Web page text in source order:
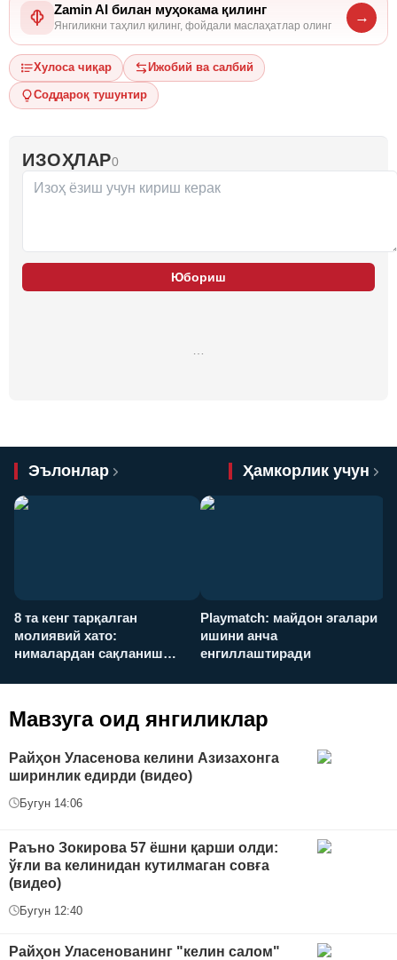
Zamin AI билан муҳокама қилинг
Янгиликни таҳлил қилинг, фойдали маслаҳатлар олинг
→
Хулоса чиқар Ижобий ва салбий
Соддароқ тушунтир
ИЗОҲЛАР0
Юбориш
Эълонлар Ҳамкорлик учун
8 та кенг тарқалган
молиявий хато:
нималардан сақланиш
Playmatch: майдон эгалари
ишини анча
енгиллаштиради
Мавзуга оид янгиликлар
Райҳон Уласенова келини Азизахонга
ширинлик едирди (видео)
Бугун 14:06
Раъно Зокирова 57 ёшни қарши олди:
ўғли ва келинидан кутилмаган совға
(видео)
Бугун 12:40
Райҳон Уласенованинг "келин салом"